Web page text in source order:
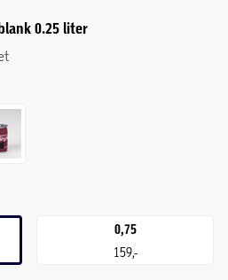
0.25 liter
0,75
159,-